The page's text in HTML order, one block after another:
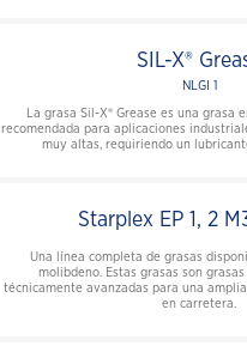
SIL-X®
NLGI 1
La grasa Sil-X® Grease es una grasa
recomendada para aplicaciones
muy altas, requiriendo un
Starplex EP 1, 2
Una línea completa de grasas
molibdeno. Estas grasas son
técnicamente avanzadas para una
en carretera.